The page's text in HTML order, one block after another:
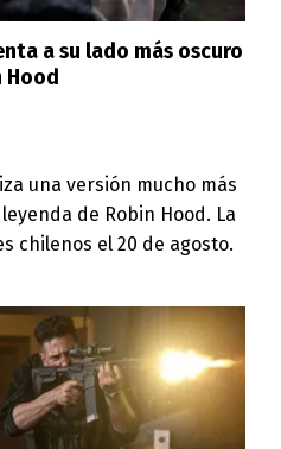
a su lado más oscuro
Hood
una versión mucho más
de Robin Hood. La
chilenos el 20 de agosto.